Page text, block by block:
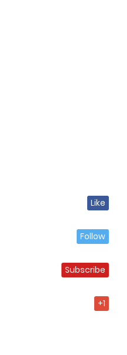
Like
Follow
Subscribe
+1